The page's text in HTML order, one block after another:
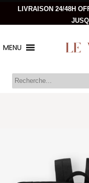
LIVRAISON 24/48H
MENU